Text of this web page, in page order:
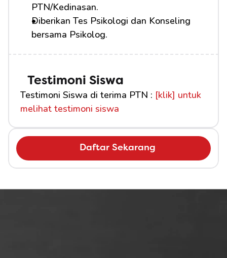
Daftar Sekarang
PTN/Kedinasan.
Diberikan Tes Psikologi dan Konseling
bersama Psikolog.
Testimoni Siswa
Testimoni Siswa di terima PTN : [klik] untuk
melihat testimoni siswa